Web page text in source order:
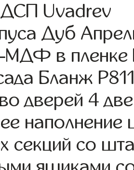
Uvadrev
Дуб
в пленке
Бланж
дверей 4
секций со